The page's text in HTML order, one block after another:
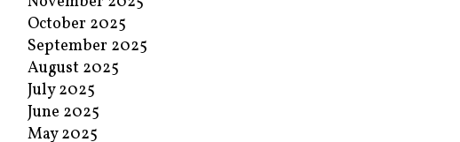
October 2025
September 2025
August 2025
July 2025
June 2025
May 2025